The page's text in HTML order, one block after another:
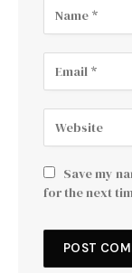
Save my
for the next